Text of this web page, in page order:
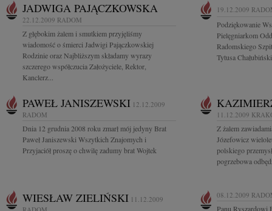
JADWIGA PAJĄCZKOWSKA
22.12.2009 RADOM
Z głębokim żalem i smutkiem przyjęliśmy
wiadomość o śmierci Jadwigi Pajączkowskiej
Rodzinie oraz Najbliższym składamy wyrazy
szczerego współczucia Założyciele, Rektor,
Kanclerz...
19.12.2009
Podziękowanie
Pielęgniarkom
Radomskiego
Tytusa
PAWEŁ JANISZEWSKI 12.12.2009
RADOM
Dnia 12 grudnia 2008 roku zmarł mój jedyny Brat
Paweł Janiszewski Wszytkich Znajomych i
Przyjaciół proszę o chwilę zadumy brat Wojtek
11.12.2009
Z żalem
Józefowicz
polskiego
pogrzebowa
WIESŁAW ZIELIŃSKI 11.12.2009
08.12.2009
Panu Ryszardowi